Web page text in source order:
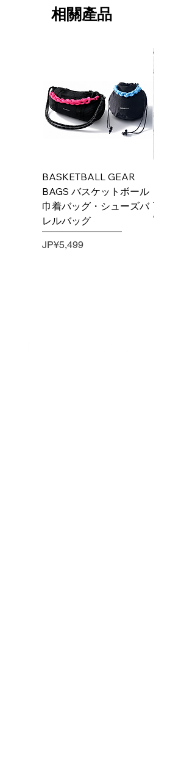
相關產品
BASKETBALL GEAR
BAGS バスケットボール
巾着バッグ・シューズバ
レルバッグ
價格
JP¥5,499
一般價格
JP¥14,999